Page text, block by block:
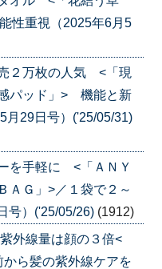
性重視（2025年6月5
２万枚の人気 <「現
パッド」> 機能と新
月29日号）('25/05/31)
を手軽に <「ＡＮＹ
Ｇ」>／１袋で２～
号）('25/05/26) (1912)
外線量は顔の３倍<
から髪の紫外線ケアを